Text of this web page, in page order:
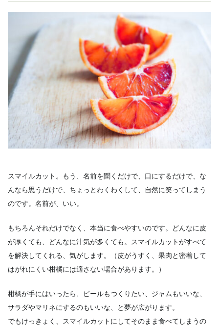
スマイルカット。もう、名前を聞くだけで、口にするだけで、な
んなら思うだけで、ちょっとわくわくして、自然に笑ってしまう
のです。名前が、いい。
もちろんそれだけでなく、本当に食べやすいのです。どんなに皮
が厚くても、どんなに汁気が多くても。スマイルカットがすべて
を解決してくれる、気がします。（皮がうすく、果肉と密着して
はがれにくい柑橘には適さない場合があります。）
柑橘が手にはいったら、ピールもつくりたい、ジャムもいいな、
サラダやマリネにするのもいいな、と夢が広がります。
でもけっきょく、スマイルカットにしてそのまま食べてしまうの